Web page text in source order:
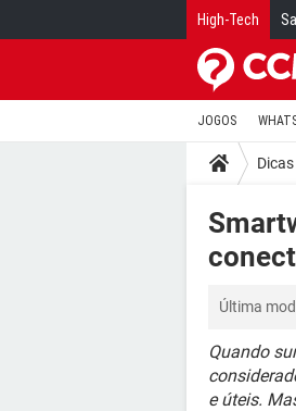
High-Tech
JOGOS
Dicas
Última
Quando
e úteis.